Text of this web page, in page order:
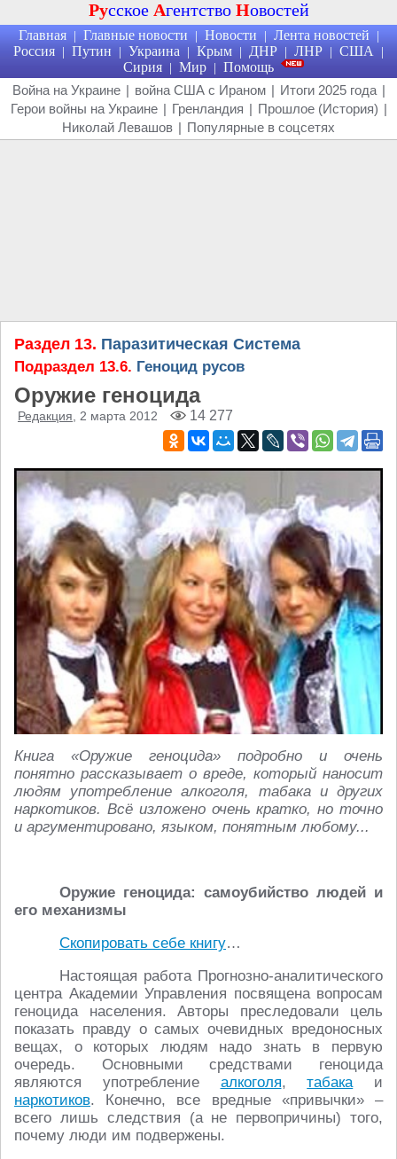
Русское Агентство Новостей
Главная | Главные новости | Новости | Лента новостей |
Россия | Путин | Украина | Крым | ДНР | ЛНР | США |
Сирия | Мир | Помощь
Война на Украине | война США с Ираном | Итоги 2025 года |
Герои войны на Украине | Гренландия | Прошлое (История) |
Николай Левашов | Популярные в соцсетях
Раздел 13. Паразитическая Система
Подраздел 13.6. Геноцид русов
Оружие геноцида
Редакция , 2 марта 2012 14 277
Книга «Оружие геноцида» подробно и очень
понятно рассказывает о вреде, который наносит
людям употребление алкоголя, табака и других
наркотиков. Всё изложено очень кратко, но точно
и аргументировано, языком, понятным любому...
Оружие геноцида: самоубийство людей и
его механизмы
Скопировать себе книгу…
Настоящая работа Прогнозно-аналитического
центра Академии Управления посвящена вопросам
геноцида населения. Авторы преследовали цель
показать правду о самых очевидных вредоносных
вещах, о которых людям надо знать в первую
очередь. Основными средствами геноцида
являются употребление алкоголя,табакаи
наркотиков. Конечно, все вредные «привычки» –
всего лишь следствия (а не первопричины) того,
почему люди им подвержены.